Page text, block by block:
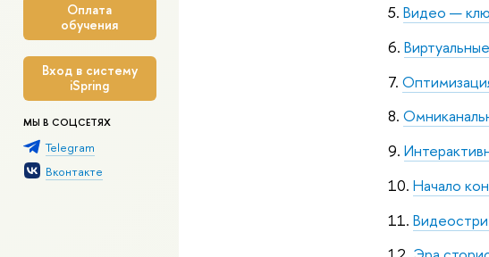
Оплата
обучения
Вход в систему
iSpring
МЫ В СОЦСЕТЯХ
Telegram
Вконтакте
Видео —
Начало